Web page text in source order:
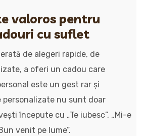
valoros pentru
cu suflet
de alegeri rapide, de
a oferi un cadou care
este un gest rar și
nu sunt doar
începute cu „Te iubesc”, „Mi-e
venit pe lume”.